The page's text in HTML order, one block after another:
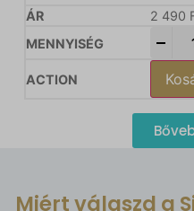
2 490
Miért válaszd a